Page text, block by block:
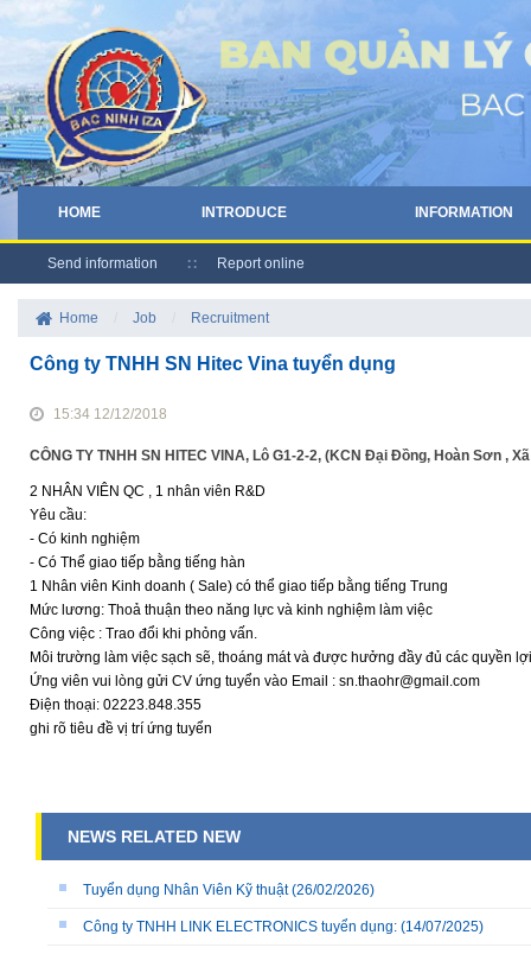
HOME INTRODUCE INFORMATION
Send information Report online
Home Job Recruitment
Công ty TNHH SN Hitec Vina tuyển dụng
15:34 12/12/2018
CÔNG TY TNHH SN HITEC VINA, Lô G1-2-2, (KCN Đại Đồng, Hoàn Sơn ,
2 NHÂN VIÊN QC , 1 nhân viên R&D
Yêu cầu:
- Có kinh nghiệm
- Có Thể giao tiếp bằng tiếng hàn
1 Nhân viên Kinh doanh ( Sale) có thể giao tiếp bằng tiếng Trung
Mức lương: Thoả thuận theo năng lực và kinh nghiệm làm việc
Công việc : Trao đổi khi phỏng vấn.
Môi trường làm việc sạch sẽ, thoáng mát và được hưởng đầy đủ các quyền
Ứng viên vui lòng gửi CV ứng tuyển vào Email : sn.thaohr@gmail.com
Điện thoại: 02223.848.355
ghi rõ tiêu đề vị trí ứng tuyển
NEWS RELATED NEW
Tuyển dụng Nhân Viên Kỹ thuật(26/02/2026)
Công ty TNHH LINK ELECTRONICS tuyển dụng: (14/07/2025)